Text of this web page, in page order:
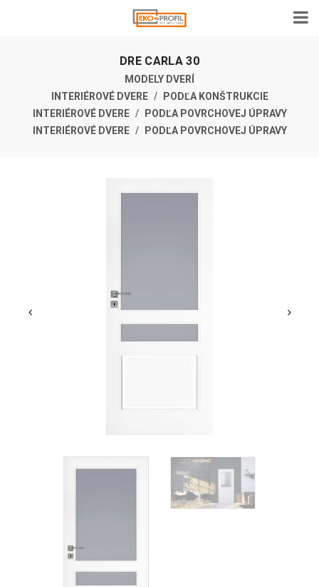
DRE CARLA 30
MODELY DVERÍ
INTERIÉROVÉ DVERE
PODĽA KONŠTRUKCIE
INTERIÉROVÉ DVERE
PODĽA POVRCHOVEJ ÚPRAVY
INTERIÉROVÉ DVERE
PODĽA POVRCHOVEJ ÚPRAVY